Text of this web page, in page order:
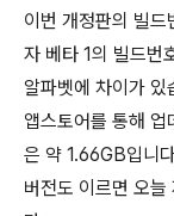
이번 개정판의 빌
자 베타 1의 빌드번
알파벳에 차이가 있
앱스토어를 통해
은 약 1.66GB입니
버전도 이르면 오늘